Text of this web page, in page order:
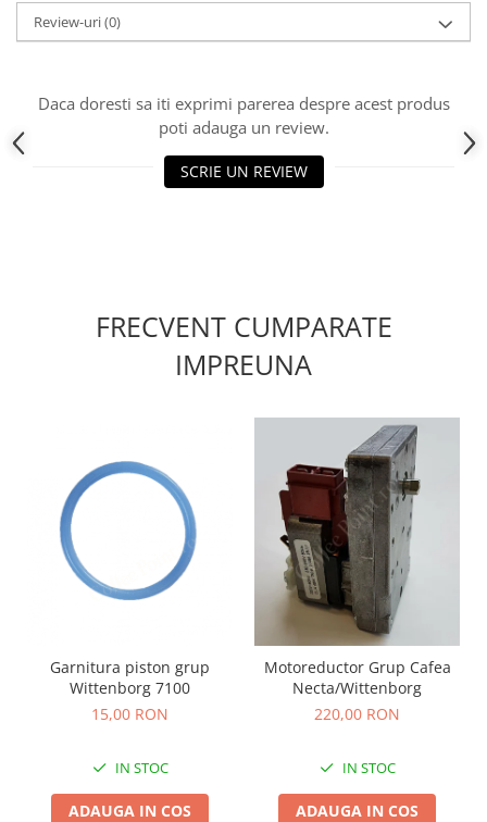
Review-uri(0)
Daca doresti sa iti exprimi parerea despre acest produs
poti adauga un review.
SCRIE UN REVIEW
FRECVENT CUMPARATE
IMPREUNA
Garnitura piston grup
Wittenborg 7100
15,00 RON
IN STOC
ADAUGA IN COS
Motoreductor Grup Cafea
Necta/Wittenborg
220,00 RON
IN STOC
ADAUGA IN COS